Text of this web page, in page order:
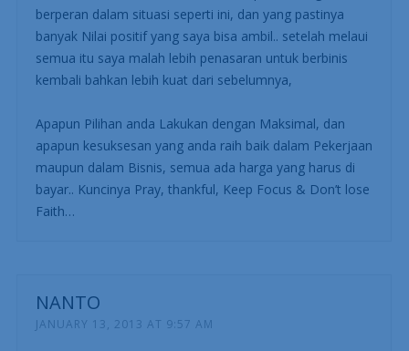
berperan dalam situasi seperti ini, dan yang pastinya
banyak Nilai positif yang saya bisa ambil.. setelah melaui
semua itu saya malah lebih penasaran untuk berbinis
kembali bahkan lebih kuat dari sebelumnya,
Apapun Pilihan anda Lakukan dengan Maksimal, dan
apapun kesuksesan yang anda raih baik dalam Pekerjaan
maupun dalam Bisnis, semua ada harga yang harus di
bayar.. Kuncinya Pray, thankful, Keep Focus & Don’t lose
Faith…
NANTO
JANUARY 13, 2013 AT 9:57 AM